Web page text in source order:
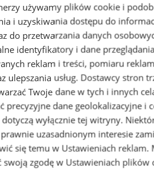
w Tychach
do -70%!
stron www - Tychy
- codziennie nowe
używamy plików cookie i
i uzyskiwania dostępu do
do przetwarzania danych
identyfikatory i dane
reklam i treści, pomiaru
ulepszania usług. Dostawcy stron
Twoje dane w tych i innych
precyzyjne dane geolokalizacyjne i
wyłącznie tej witryny.
uzasadnionym interesie
się temu w Ustawieniach reklam.
zgodę w Ustawieniach plików